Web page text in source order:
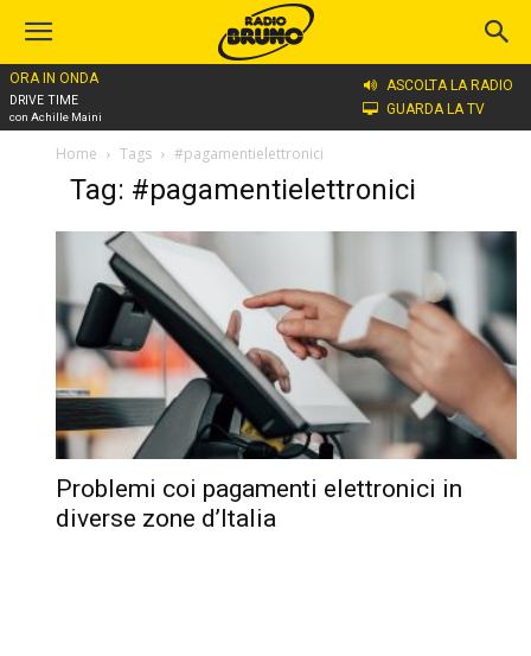
ORA IN ONDA
DRIVE TIME
con Achille Maini
ASCOLTA LA RADIO
GUARDA LA TV
Home Tags #pagamentielettronici
Tag: #pagamentielettronici
Problemi coi pagamenti elettronici in
diverse zone d’Italia